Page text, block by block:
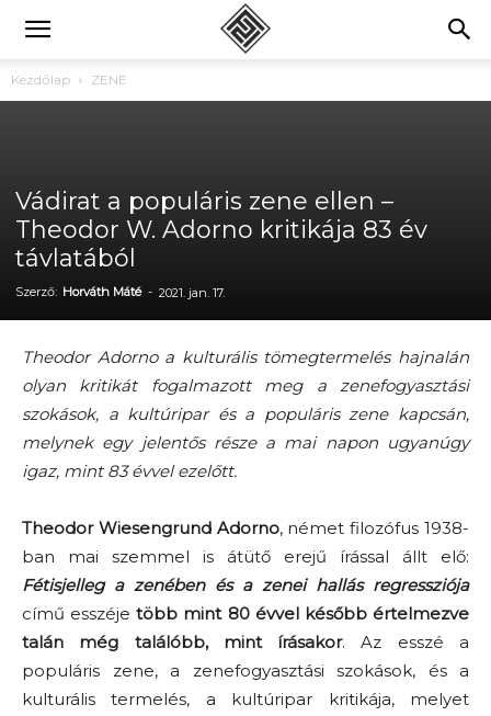
Kezdőlap ZENE
Vádirat a populáris zene ellen –
Theodor W. Adorno kritikája 83 év
távlatából
Szerző: Horváth Máté - 2021. jan. 17.
Theodor Adorno a kulturális tömegtermelés hajnalán
olyan kritikát fogalmazott meg a zenefogyasztási
szokások, a kultúripar és a populáris zene kapcsán,
melynek egy jelentős része a mai napon ugyanúgy
igaz, mint 83 évvel ezelőtt.
Theodor Wiesengrund Adorno, német filozófus 1938-
ban mai szemmel is átütő erejű írással állt elő:
Fétisjelleg a zenében és a zenei hallás regressziója
című esszéjetöbb mint 80 évvel később értelmezve
talán még találóbb, mint írásakor. Az esszé
a
populáris zene, a zenefogyasztási szokások,
és
a
kulturális termelés, a kultúripar kritikája,
melyet